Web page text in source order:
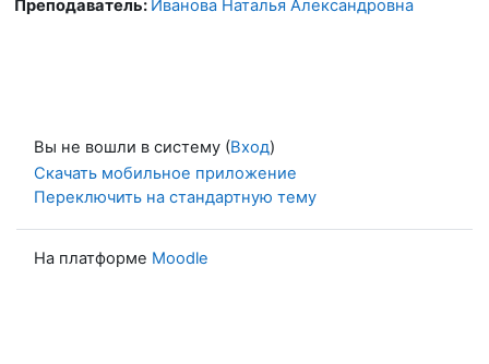
Преподаватель: Иванова Наталья Александровна
Вы не вошли в систему (Вход)
Скачать мобильное приложение
Переключить на стандартную тему
На платформе Moodle